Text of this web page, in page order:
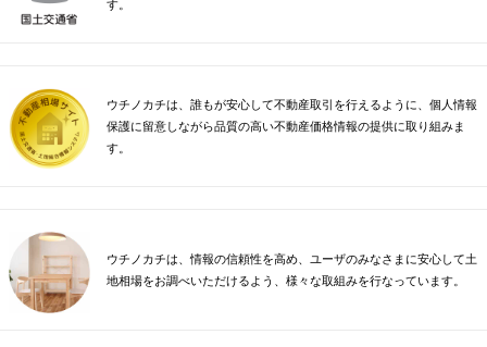
す。
ウチノカチは、誰もが安心して不動産取引を行えるように、個人情報
保護に留意しながら品質の高い不動産価格情報の提供に取り組みま
す。
ウチノカチは、情報の信頼性を高め、ユーザのみなさまに安心して土
地相場をお調べいただけるよう、様々な取組みを行なっています。